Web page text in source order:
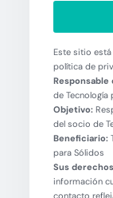
Este sitio está
política de
Responsable
de Tecnología
Objetivo:
del socio de
Beneficiario:
para Sólidos
Sus
información
contacto